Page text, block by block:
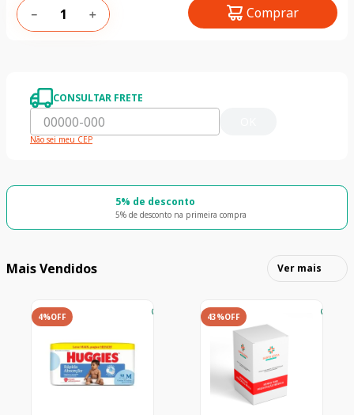
＋
－ Comprar
CONSULTAR FRETE
Não sei meu CEP
5% de desconto
5% de desconto na primeira compra
Mais Vendidos Ver mais
4%OFF 43%OFF